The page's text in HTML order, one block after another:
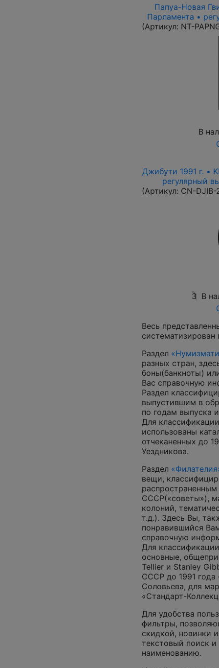
Папуа-Новая
Парламента •
(Артикул: NT-
В
Джибути 1991 г. •
регулярный
(Артикул: CN-DJIB-
3 В
Весь
систематизирован
Раздел
разных стран,
боны(банкноты)
Вас справочную
Раздел
выпустившим в
по годам выпуска
Для
использованы
отчеканенных до
Уездникова.
Раздел
вещи,
СССР(«советы»),
колоний,
т.д.). Здесь Вы,
понравившийся
справочную
Для
основные,
Tellier и Stanley
СССР до 1991
Соловьева, для
«Стандарт-
Для удобства
фильтры,
скидкой, новинки
текстовый поиск
наименованию.